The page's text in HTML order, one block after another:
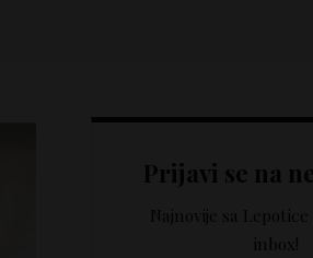
Prijavi se na
Najnovije sa
inbox!